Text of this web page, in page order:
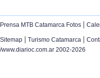
Prensa MTB Catamarca Fotos |
Sitemap | Turismo Catamarca |
/www.diarioc.com.ar 2002-2026